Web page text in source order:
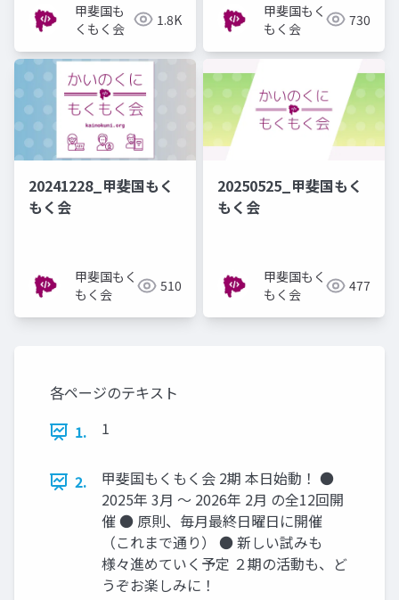
甲斐国も
くもく会
1.8K
甲斐国もく
もく会
730
20241228_甲斐国もく
もく会
甲斐国もく
もく会
510
20250525_甲斐国もく
もく会
甲斐国もく
もく会
477
各ページのテキスト
1.
1
2.
甲斐国もくもく会 2期 本日始動！ ●
2025年 3月 〜 2026年 2月 の全12回開
催 ● 原則、毎月最終日曜日に開催
（これまで通り） ● 新しい試みも
様々進めていく予定 ２期の活動も、ど
うぞお楽しみに！